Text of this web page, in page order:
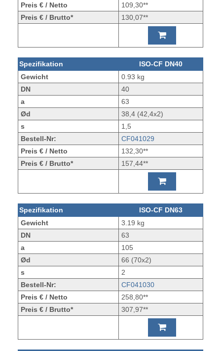
Preis € / Netto
109,30**
Preis € / Brutto*
130,07**
Spezifikation
ISO-CF DN40
Gewicht
0.93 kg
DN
40
a
63
Ød
38,4 (42,4x2)
s
1,5
Bestell-Nr:
CF041029
Preis € / Netto
132,30**
Preis € / Brutto*
157,44**
Spezifikation
ISO-CF DN63
Gewicht
3.19 kg
DN
63
a
105
Ød
66 (70x2)
s
2
Bestell-Nr:
CF041030
Preis € / Netto
258,80**
Preis € / Brutto*
307,97**